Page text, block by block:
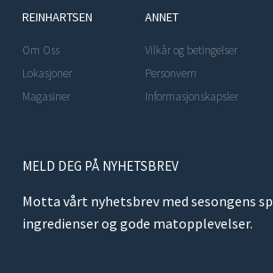
REINHARTSEN
Om Oss
Lokasjoner
Magasiner
ANNET
Vilkår og betingelser
Personvern
Informasjonskapsler
MELD DEG PÅ NYHETSBREV
Motta vårt nyhetsbrev med sesongens
ingredienser og gode matopplevelser.